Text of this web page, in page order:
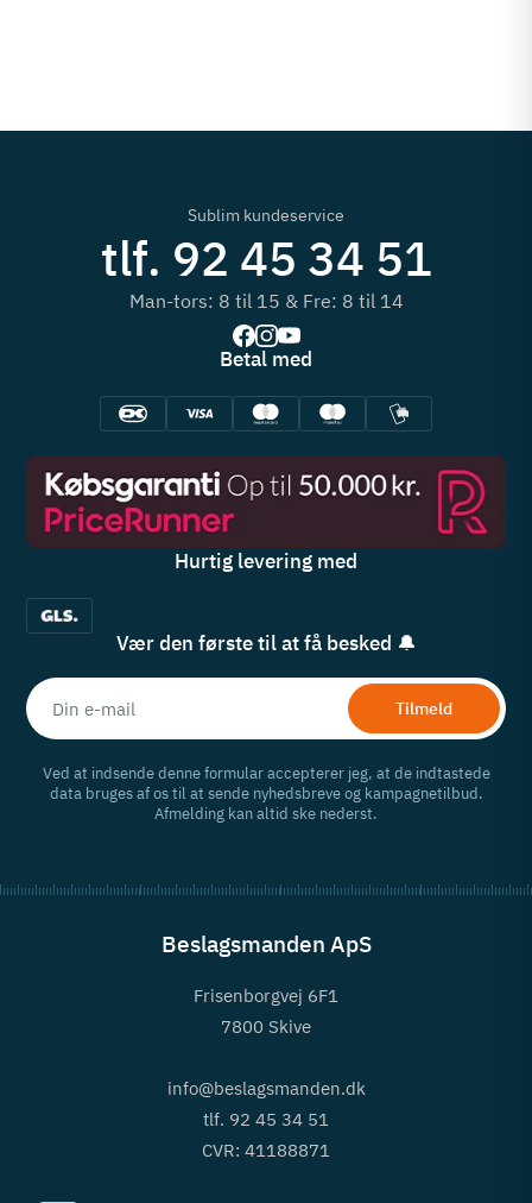
Sublim kundeservice
tlf. 92 45 34 51
Man-tors: 8 til 15 & Fre: 8 til 14
Betal med
Hurtig levering med
Vær den første til at få besked 🔔
Tilmeld
Ved at indsende denne formular accepterer jeg, at de indtastede
data bruges af os til at sende nyhedsbreve og kampagnetilbud.
Afmelding kan altid ske nederst.
Beslagsmanden ApS
Frisenborgvej 6F1
7800 Skive
info@beslagsmanden.dk
tlf. 92 45 34 51
CVR: 41188871